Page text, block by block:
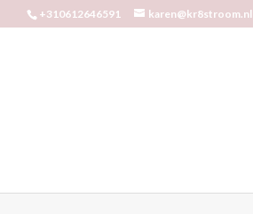
+310612646591 karen@kr8stroom.nl